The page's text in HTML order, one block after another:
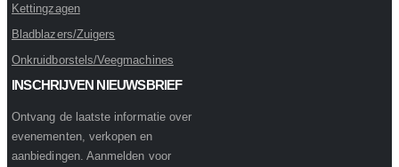
Kettingzagen
Bladblazers/Zuigers
Onkruidborstels/Veegmachines
INSCHRIJVEN NIEUWSBRIEF
Ontvang de laatste informatie over
evenementen, verkopen en
aanbiedingen. Aanmelden voor